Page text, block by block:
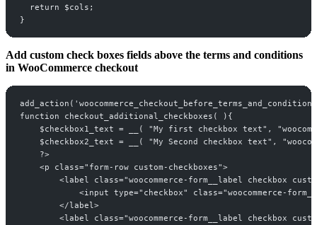
  return $cols;
}
Add custom check boxes fields above the terms and conditions
in WooCommerce checkout
function checkout_additional_checkboxes( ){
$checkbox1_text = __( "My first checkbox text",
$checkbox2_text = __( "My Second checkbox text",
    ?>
    <p class="form-row custom-checkboxes">
<label class="woocommerce-form__label checkbox
<input type="checkbox" class="woocommerce-
        </label>
<label class="woocommerce-form__label checkbox